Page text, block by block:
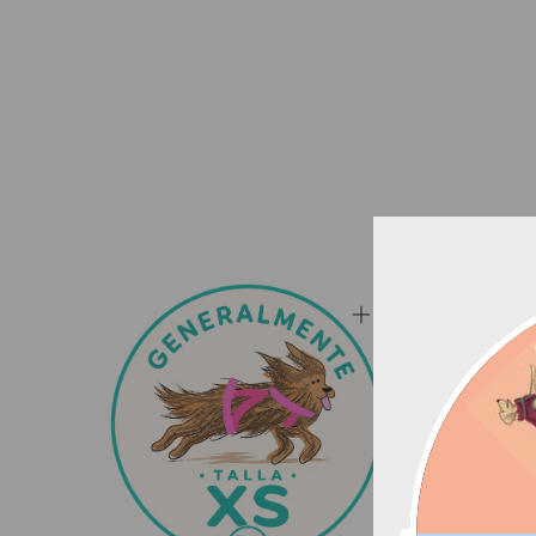
Yorkshire Terrier
Pomerania
Bichón Maltés
Caniche Toy
Shih Tzu (los pequeños)
Pinscher Miniatura
Papillón
Affenpinscher